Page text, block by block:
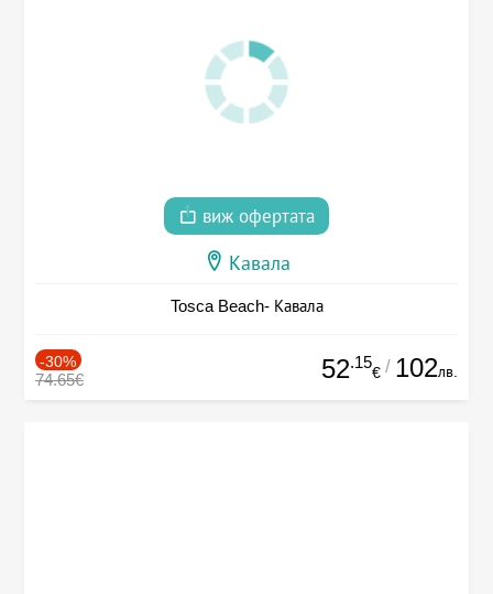
виж офертата
Кавала
Tosca Beach- Кавала
-30%
74.65€ 52.15
€ / 102лв.